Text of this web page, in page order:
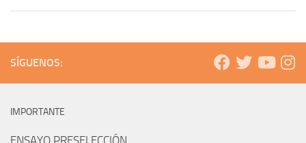
SÍGUENOS:
IMPORTANTE
ENSAYO PRESELECCIÓN